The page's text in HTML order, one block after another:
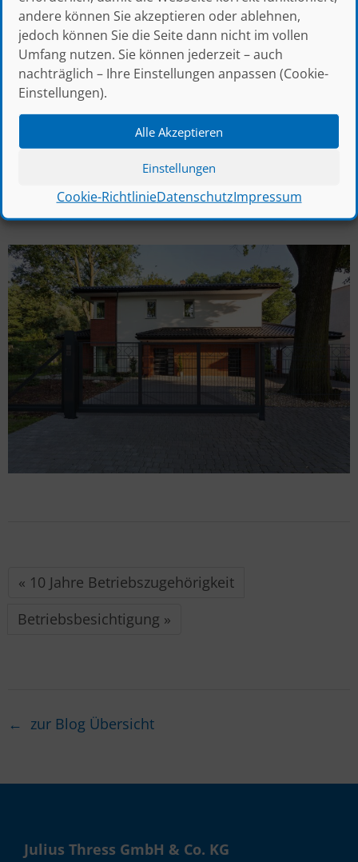
andere können Sie akzeptieren oder ablehnen,
jedoch können Sie die Seite dann nicht im vollen
Umfang nutzen. Sie können jederzeit – auch
nachträglich – Ihre Einstellungen anpassen (Cookie-
Einstellungen).
Alle Akzeptieren
Einstellungen
Cookie-RichtlinieDatenschutzImpressum
« 10 Jahre Betriebszugehörigkeit
Betriebsbesichtigung »
← zur Blog Übersicht
Julius Thress GmbH & Co. KG